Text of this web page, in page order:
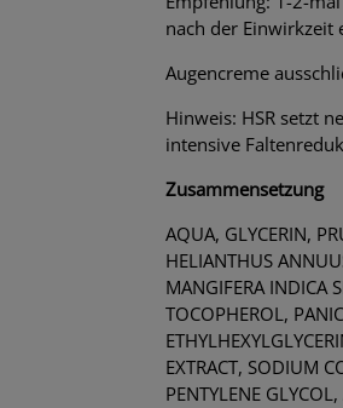
nach der Einwirkzeit
Augencreme
Hinweis: HSR setzt
intensive
Zusammensetzung
AQUA, GLYCERIN,
HELIANTHUS
MANGIFERA INDICA
TOCOPHEROL,
EXTRACT, SODIUM
PENTYLENE